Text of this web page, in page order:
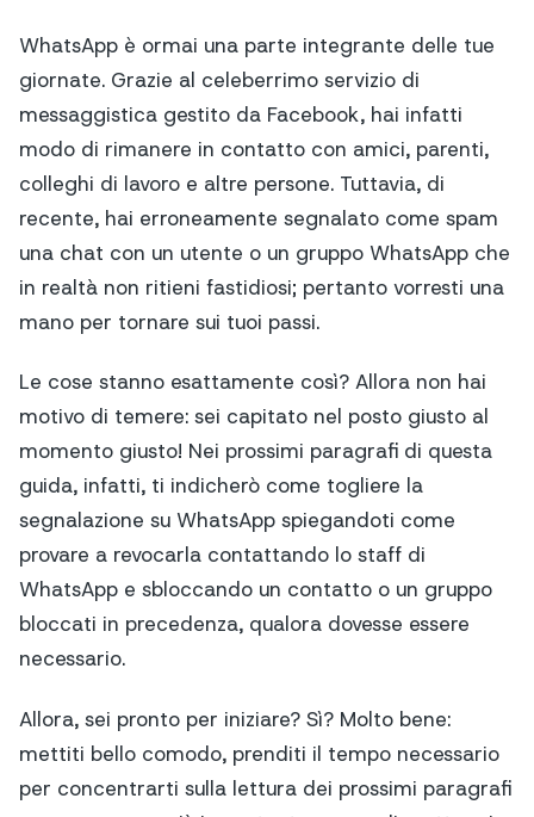
WhatsApp è ormai una parte integrante delle tue
giornate. Grazie al celeberrimo servizio di
messaggistica gestito da Facebook, hai infatti
modo di rimanere in contatto con amici, parenti,
colleghi di lavoro e altre persone. Tuttavia, di
recente, hai erroneamente segnalato come spam
una chat con un utente o un gruppo WhatsApp che
in realtà non ritieni fastidiosi; pertanto vorresti una
mano per tornare sui tuoi passi.
Le cose stanno esattamente così? Allora non hai
motivo di temere: sei capitato nel posto giusto al
momento giusto! Nei prossimi paragrafi di questa
guida, infatti, ti indicherò come togliere la
segnalazione su WhatsApp spiegandoti come
provare a revocarla contattando lo staff di
WhatsApp e sbloccando un contatto o un gruppo
bloccati in precedenza, qualora dovesse essere
necessario.
Allora, sei pronto per iniziare? Sì? Molto bene:
mettiti bello comodo, prenditi il tempo necessario
per concentrarti sulla lettura dei prossimi paragrafi